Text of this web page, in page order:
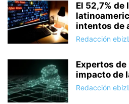
El 52,7% de
intentos de
Redacción
Expertos de
impacto de
Redacción